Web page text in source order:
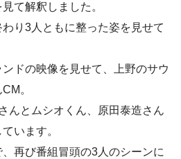
て解釈しました。
り3人ともに整った姿を見せて
ドの映像を見せて、上野のサウ
。
んとムシオくん、原田泰造さん
います。
再び番組冒頭の3人のシーンに